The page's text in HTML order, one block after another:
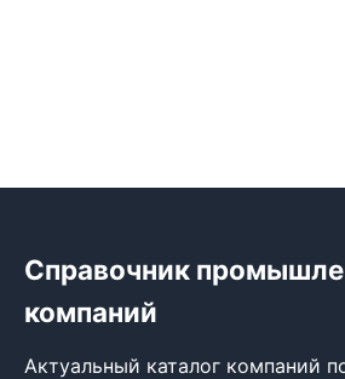
Справочник
компаний
Актуальный каталог компаний